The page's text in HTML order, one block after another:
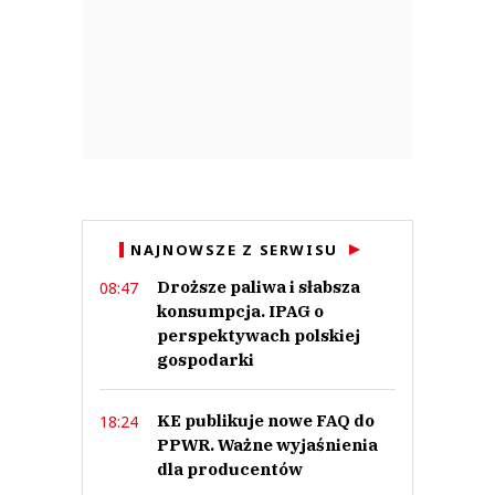
NAJNOWSZE Z SERWISU
08:47
Droższe paliwa i słabsza
konsumpcja. IPAG o
perspektywach polskiej
gospodarki
18:24
KE publikuje nowe FAQ do
PPWR. Ważne wyjaśnienia
dla producentów